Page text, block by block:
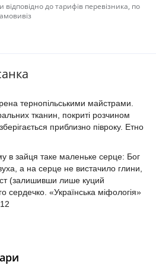
відповідно до тарифів перевізника, по
тернопільськими майстрами.
тканин, покриті розчином
приблизно півроку. Етно
в зайця таке маленьке серце: Бог
а на серце не вистачило глини,
(залишивши лише куций
сердечко. «Українська міфологія»